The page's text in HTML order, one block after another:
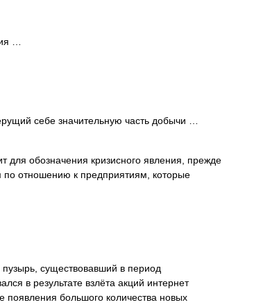
…
себе значительную часть добычи …
обозначения кризисного явления, прежде
по отношению к предприятиям, которые
существовавший в период
в результате взлёта акций интернет
большого количества новых